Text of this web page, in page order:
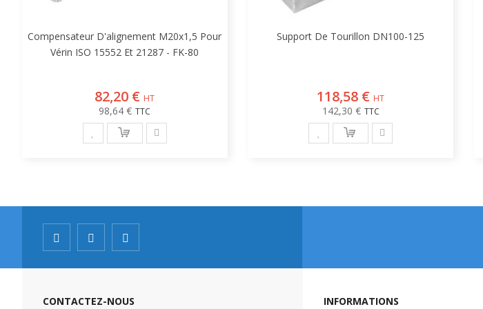
Compensateur D'alignement M20x1,5 Pour
Vérin ISO 15552 Et 21287 - FK-80
98,64 €
82,20 €
Support De Tourillon DN100-125
142,30 €
118,58 €
CONTACTEZ-NOUS INFORMATIONS